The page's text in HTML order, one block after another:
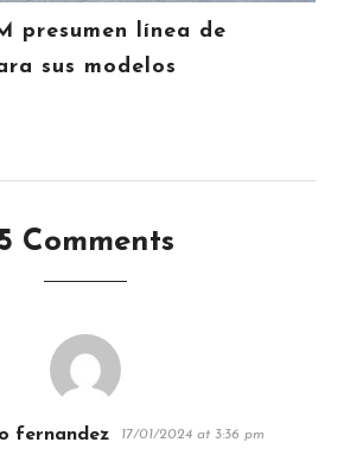
presumen línea de
sus modelos
5 Comments
fernandez 17/01/2024 at 3:36 pm